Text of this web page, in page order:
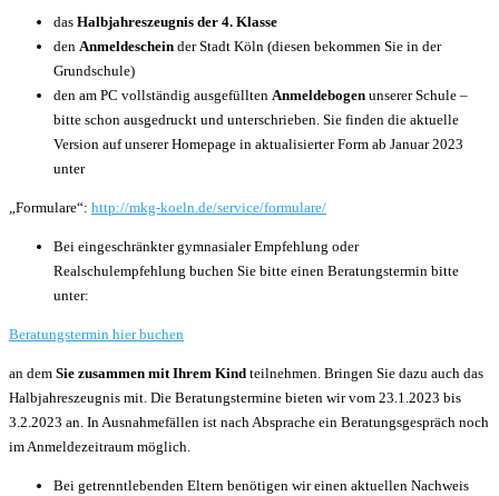
das Halbjahreszeugnis der 4. Klasse
den Anmeldeschein der Stadt Köln (diesen bekommen Sie in der
Grundschule)
den am PC vollständig ausgefüllten Anmeldebogen unserer Schule –
bitte schon ausgedruckt und unterschrieben. Sie finden die aktuelle
Version auf unserer Homepage in aktualisierter Form ab Januar 2023
unter
„Formulare“: http://mkg-koeln.de/service/formulare/
Bei eingeschränkter gymnasialer Empfehlung oder
Realschulempfehlung buchen Sie bitte einen Beratungstermin bitte
unter:
Beratungstermin hier buchen
an dem Sie zusammen mit Ihrem Kind teilnehmen. Bringen Sie dazu auch das
Halbjahreszeugnis mit. Die Beratungstermine bieten wir vom 23.1.2023 bis
3.2.2023 an. In Ausnahmefällen ist nach Absprache ein Beratungsgespräch noch
im Anmeldezeitraum möglich.
Bei getrenntlebenden Eltern benötigen wir einen aktuellen Nachweis